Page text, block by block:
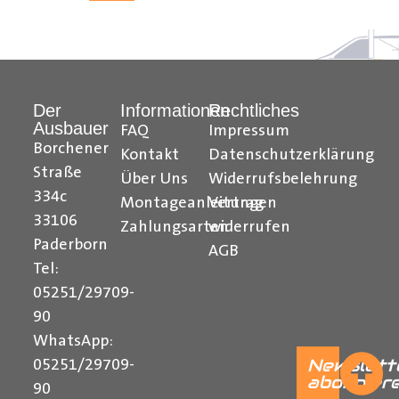
auch auf unseremYouTube Kanaleinfach und
verständlich erklärt.
Ihr Team von
Formularbeginn
Der
Ausbauer
Borchener
Straße
334c
33106
Paderborn
Tel:
05251/29709-
90
WhatsApp:
05251/29709-
90
Informationen
FAQ
Kontakt
Über Uns
Montageanleitungen
Zahlungsarten
Rechtliches
Impressum
Datenschutzerklärung
Widerrufsbelehrung
Vertrag
widerrufen
AGB